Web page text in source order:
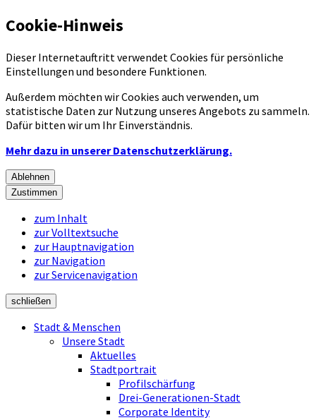
Cookie-Hinweis
Dieser Internetauftritt verwendet Cookies für persönliche
Einstellungen und besondere Funktionen.
Außerdem möchten wir Cookies auch verwenden, um
statistische Daten zur Nutzung unseres Angebots zu sammeln.
Dafür bitten wir um Ihr Einverständnis.
Mehr dazu in unserer Datenschutzerklärung.
Ablehnen
Zustimmen
zum Inhalt
zur Volltextsuche
zur Hauptnavigation
zur Navigation
zur Servicenavigation
schließen
Stadt & Menschen
Unsere Stadt
Aktuelles
Stadtportrait
Profilschärfung
Drei-Generationen-Stadt
Corporate Identity